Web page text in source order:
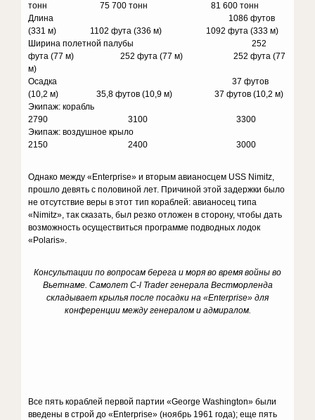
тонн 75 700 тонн 81 600 тонн
Длина 1086 футов
(331 м) 1102 фута (336 м) 1092 фута (333 м)
Ширина полетной палубы 252
фута (77 м) 252 фута (77 м) 252 фута (77
м)
Осадка 37 футов
(10,2 м) 35,8 футов (10,9 м) 37 футов (10,2 м)
Экипаж: корабль
2790 3100 3300
Экипаж: воздушное крыло
2150 2400 3000
Однако между «Enterprise» и вторым авианосцем USS Nimitz,
прошло девять с половиной лет. Причиной этой задержки было
не отсутствие веры в этот тип кораблей: авианосец типа
«Nimitz», так сказать, был резко отложен в сторону, чтобы дать
возможность осуществиться программе подводных лодок
«Polaris».
Консультации по вопросам берега и моря во время войны во
Вьетнаме. Самолет C-l Trader генерала Вестморленда
складывает крылья после посадки на «Enterprise» для
конференции между генералом и адмиралом.
Все пять кораблей первой партии «George Washington» были
введены в строй до «Enterprise» (ноябрь 1961 года); еще пять